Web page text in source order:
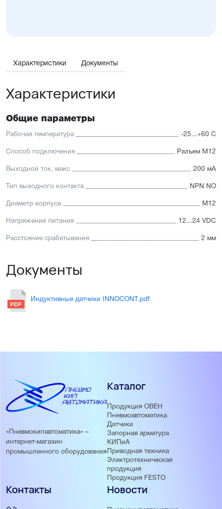
Характеристики Документы
Характеристики
Общие параметры
Рабочая температура -25...+60 С
Способ подключения Разъем М12
Выходной ток, макс 200 мА
Тип выходного контакта NPN NO
Диаметр корпуса М12
Напряжение питания 12...24 VDC
Расстояние срабатывания 2 мм
Документы
Индуктивные датчики INNOCONT.pdf
«Пневмокипавтоматика» –
интернет-магазин
промышленного оборудования
Каталог
Продукция ОВЕН
Пневмоавтоматика
Датчики
Запорная арматура
КИПиА
Приводная техника
Электротехническая
продукция
Продукция FESTO
Новости
Контакты